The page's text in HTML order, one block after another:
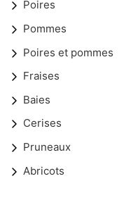
Poires
Pommes
Poires et pommes
Fraises
Baies
Cerises
Pruneaux
Abricots